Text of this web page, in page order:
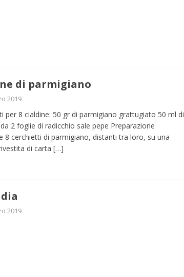
di parmigiano
2019
per 8 cialdine: 50 gr di parmigiano grattugiato 50 ml di
2 foglie di radicchio sale pepe Preparazione
8 cerchietti di parmigiano, distanti tra loro, su una
di carta […]
2019